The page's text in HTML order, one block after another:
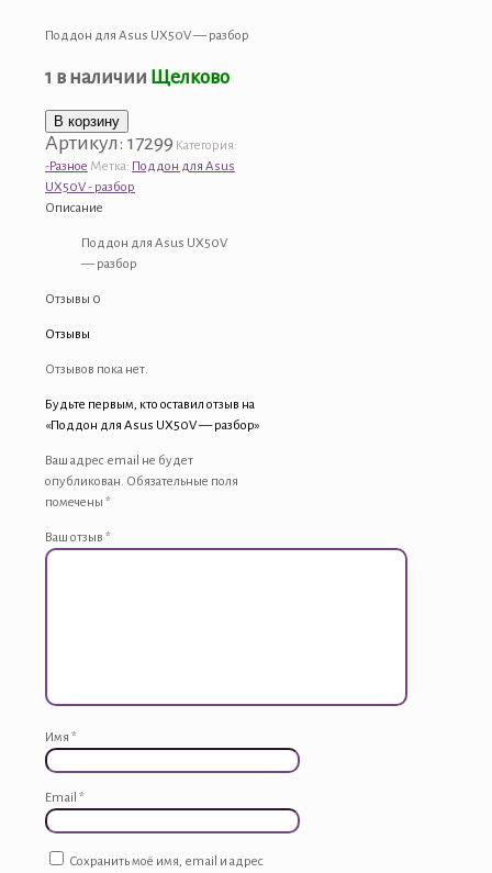
Поддон для Asus UX50V — разбор
1 в наличии Щелково
Количество
товара
Поддон
для
Asus
разбор
В корзину
Артикул: 17299 Категория:
-Разное Метка: Поддон для Asus
UX50V - разбор
Описание
Поддон для Asus UX50V
— разбор
Отзывы 0
Отзывы
Отзывов пока нет.
Будьте первым, кто оставил отзыв на
«Поддон для Asus UX50V — разбор»
Ваш адрес email не будет
опубликован. Обязательные поля
помечены *
Ваш отзыв *
Имя *
Email *
Сохранить моё имя, email и адрес